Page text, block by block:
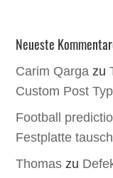
Neueste
Carim Qarga zu
Custom Post
Football
Festplatte
Thomas zu